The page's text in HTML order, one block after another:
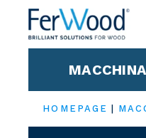
HOMEPAGE